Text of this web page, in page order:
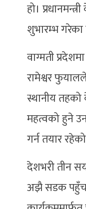
हो।
शुभारम्भ गरेका
वाग्मती
रामेश्वर
स्थानीय
महत्वको हुने
गर्न तयार
देशभरी तीन
अझै सडक पहुँच